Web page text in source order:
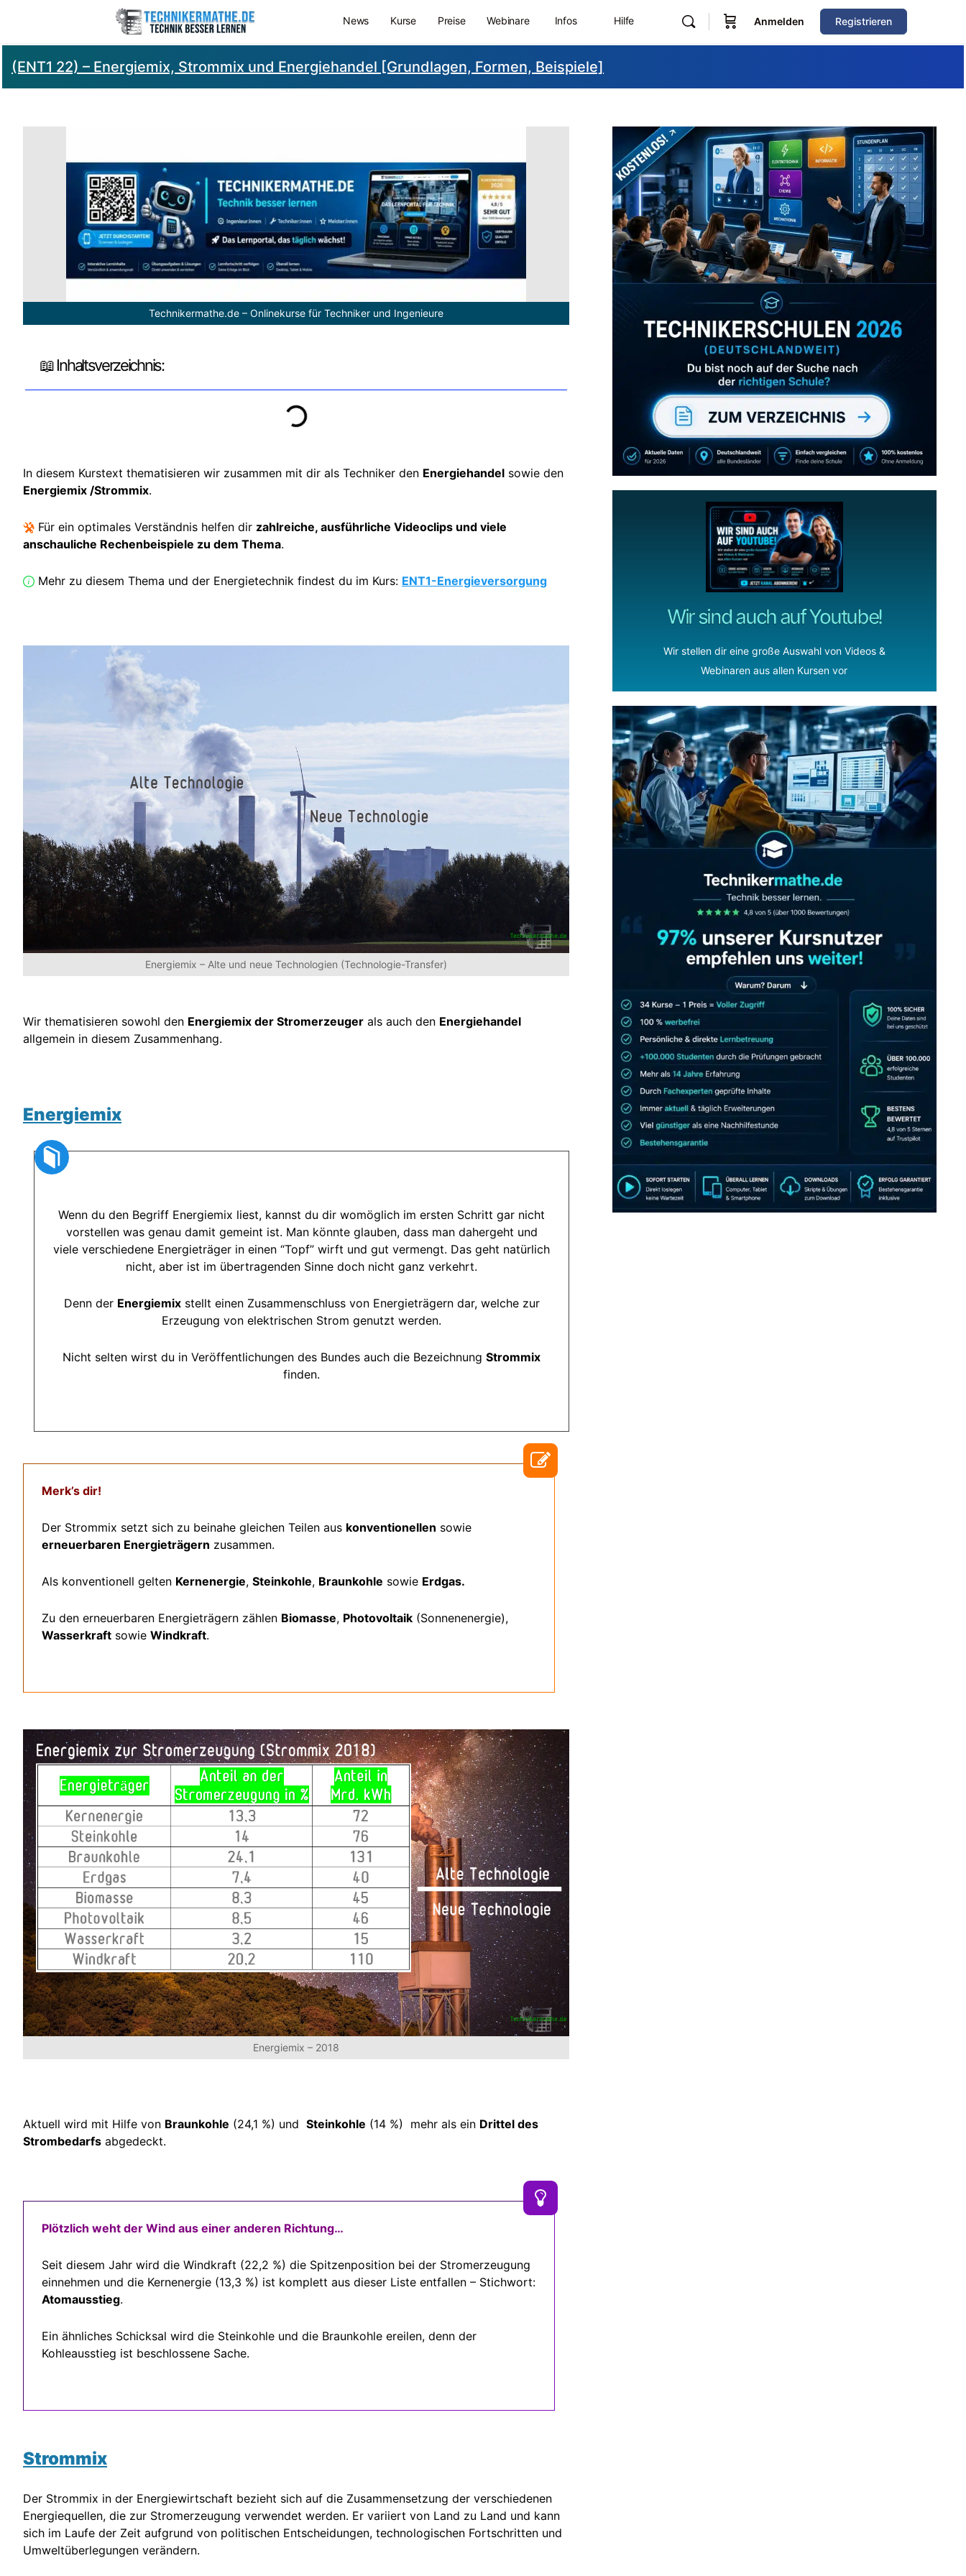
News Kurse Preise Webinare Infos Hilfe Anmelden Registrieren
(ENT1 22) – Energiemix, Strommix und Energiehandel [Grundlagen, Formen, Beispiele]
Technikermathe.de – Onlinekurse für Techniker und Ingenieure
📖 Inhaltsverzeichnis:
In diesem Kurstext thematisieren wir zusammen mit dir als Techniker den Energiehandel sowie den
Energiemix /Strommix.
Für ein optimales Verständnis helfen dir zahlreiche, ausführliche Videoclips und viele
anschauliche Rechenbeispiele zu dem Thema.
Mehr zu diesem Thema und der Energietechnik findest du im Kurs: ENT1-Energieversorgung
Energiemix – Alte und neue Technologien (Technologie-Transfer)
Wir thematisieren sowohl den Energiemix der Stromerzeuger als auch den Energiehandel
allgemein in diesem Zusammenhang.
Energiemix
Wenn du den Begriff Energiemix liest, kannst du dir womöglich im ersten Schritt gar nicht
vorstellen was genau damit gemeint ist. Man könnte glauben, dass man dahergeht und
viele verschiedene Energieträger in einen “Topf” wirft und gut vermengt. Das geht natürlich
nicht, aber ist im übertragenden Sinne doch nicht ganz verkehrt.
Denn der Energiemixstellt einen Zusammenschluss von Energieträgern dar, welche zur
Erzeugung von elektrischen Strom genutzt werden.
Nicht selten wirst du in Veröffentlichungen des Bundes auch die Bezeichnung Strommix
finden.
Merk’s dir!
Der Strommix setzt sich zu beinahe gleichen Teilen aus konventionellen sowie
erneuerbaren Energieträgern zusammen.
Als konventionell gelten Kernenergie, Steinkohle, Braunkohle sowie Erdgas.
Zu den erneuerbaren Energieträgern zählen Biomasse, Photovoltaik (Sonnenenergie),
Wasserkraft sowie Windkraft.
Energiemix – 2018
Aktuell wird mit Hilfe von Braunkohle (24,1 %) und Steinkohle (14 %) mehr als ein Drittel des
Strombedarfs abgedeckt.
Plötzlich weht der Wind aus einer anderen Richtung…
Seit diesem Jahr wird die Windkraft (22,2 %) die Spitzenposition bei der Stromerzeugung
einnehmen und die Kernenergie (13,3 %) ist komplett aus dieser Liste entfallen – Stichwort:
Atomausstieg.
Ein ähnliches Schicksal wird die Steinkohle und die Braunkohle ereilen, denn der
Kohleausstieg ist beschlossene Sache.
Strommix
Der Strommix in der Energiewirtschaft bezieht sich auf die Zusammensetzung der verschiedenen
Energiequellen, die zur Stromerzeugung verwendet werden. Er variiert von Land zu Land und kann
sich im Laufe der Zeit aufgrund von politischen Entscheidungen, technologischen Fortschritten und
Umweltüberlegungen verändern.
Zum Verzeichnis
Wir sind auch auf Youtube!
Wir stellen dir eine große Auswahl von Videos &
Webinaren aus allen Kursen vor
Abonniere uns auch
gerne
wenn dir unsere Videos gefallen!
ZUM YOUTUBE KANAL
JETZT AB 7,40 EUR/MONAT PERFEKT LERNEN